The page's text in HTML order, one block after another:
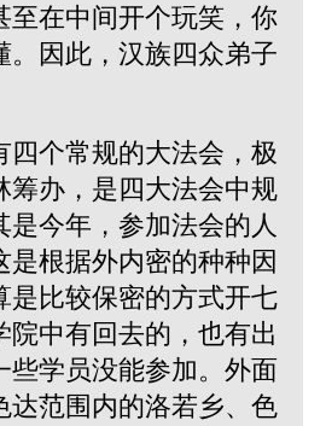
至在中间开个玩笑，你
。因此，汉族四众弟子
四个常规的大法会，极
筹办，是四大法会中规
是今年，参加法会的人
是根据外内密的种种因
是比较保密的方式开七
院中有回去的，也有出
些学员没能参加。外面
达范围内的洛若乡、色